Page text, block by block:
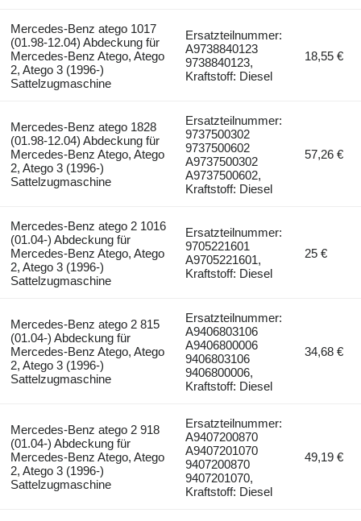
Mercedes-Benz atego 1017
(01.98-12.04) Abdeckung für
Mercedes-Benz Atego, Atego
2, Atego 3 (1996-)
Sattelzugmaschine
Ersatzteilnummer:
A9738840123
9738840123,
Kraftstoff: Diesel
18,55 €
Mercedes-Benz atego 1828
(01.98-12.04) Abdeckung für
Mercedes-Benz Atego, Atego
2, Atego 3 (1996-)
Sattelzugmaschine
Ersatzteilnummer:
9737500302
9737500602
A9737500302
A9737500602,
Kraftstoff: Diesel
57,26 €
Mercedes-Benz atego 2 1016
(01.04-) Abdeckung für
Mercedes-Benz Atego, Atego
2, Atego 3 (1996-)
Sattelzugmaschine
Ersatzteilnummer:
9705221601
A9705221601,
Kraftstoff: Diesel
25 €
Mercedes-Benz atego 2 815
(01.04-) Abdeckung für
Mercedes-Benz Atego, Atego
2, Atego 3 (1996-)
Sattelzugmaschine
Ersatzteilnummer:
A9406803106
A9406800006
9406803106
9406800006,
Kraftstoff: Diesel
34,68 €
Mercedes-Benz atego 2 918
(01.04-) Abdeckung für
Mercedes-Benz Atego, Atego
2, Atego 3 (1996-)
Sattelzugmaschine
Ersatzteilnummer:
A9407200870
A9407201070
9407200870
9407201070,
Kraftstoff: Diesel
49,19 €